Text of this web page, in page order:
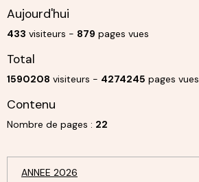
Aujourd'hui
433 visiteurs - 879 pages vues
Total
1590208 visiteurs - 4274245 pages vues
Contenu
Nombre de pages : 22
ANNEE 2026